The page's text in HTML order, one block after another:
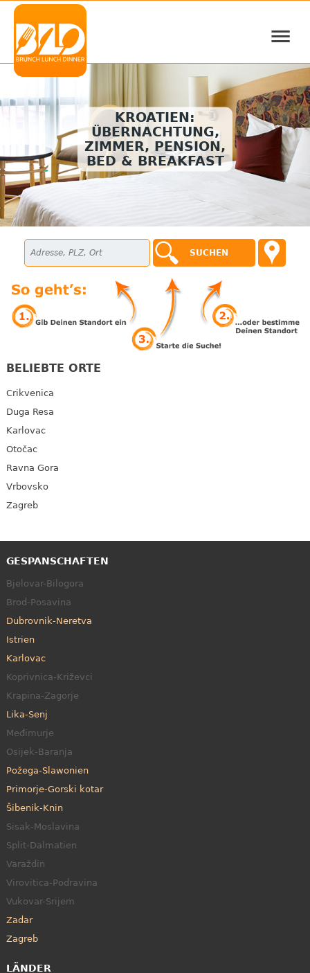
≡
KROATIEN:
ÜBERNACHTUNG,
ZIMMER, PENSION,
BED & BREAKFAST
BELIEBTE ORTE
Crikvenica
Duga Resa
Karlovac
Otočac
Ravna Gora
Vrbovsko
Zagreb
GESPANSCHAFTEN
Bjelovar-Bilogora
Brod-Posavina
Dubrovnik-Neretva
Istrien
Karlovac
Koprivnica-Križevci
Krapina-Zagorje
Lika-Senj
Međimurje
Osijek-Baranja
Požega-Slawonien
Primorje-Gorski kotar
Šibenik-Knin
Sisak-Moslavina
Split-Dalmatien
Varaždin
Virovitica-Podravina
Vukovar-Srijem
Zadar
Zagreb
LÄNDER